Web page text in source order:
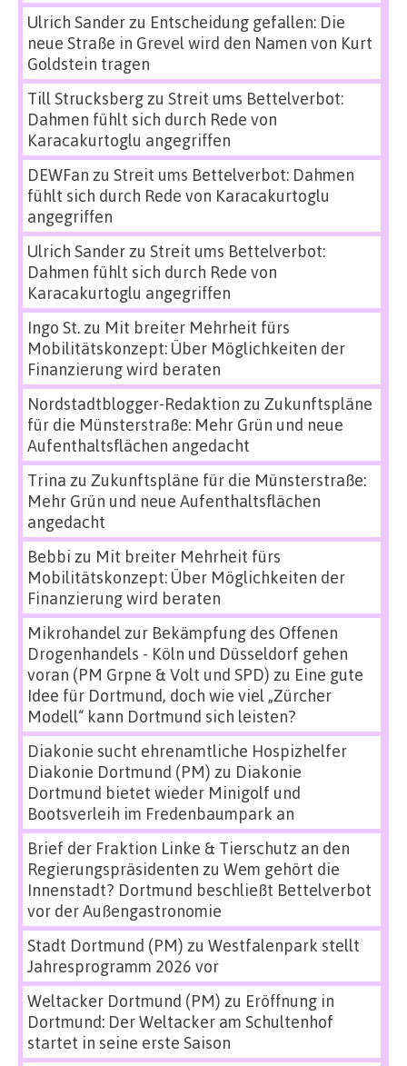
Ulrich Sanderzu Entscheidung gefallen: Die
neue Straße in Grevel wird den Namen von Kurt
Goldstein tragen
Till Strucksbergzu Streit ums Bettelverbot:
Dahmen fühlt sich durch Rede von
Karacakurtoglu angegriffen
DEWFan zu Streit ums Bettelverbot: Dahmen
fühlt sich durch Rede von Karacakurtoglu
angegriffen
Ulrich Sanderzu Streit ums Bettelverbot:
Dahmen fühlt sich durch Rede von
Karacakurtoglu angegriffen
Ingo St.zu Mit breiter Mehrheit fürs
Mobilitätskonzept: Über Möglichkeiten der
Finanzierung wird beraten
Nordstadtblogger-Redaktion zu Zukunftspläne
für die Münsterstraße: Mehr Grün und neue
Aufenthaltsflächen angedacht
Trina zu Zukunftspläne für die Münsterstraße:
Mehr Grün und neue Aufenthaltsflächen
angedacht
Bebbi zu Mit breiter Mehrheit fürs
Mobilitätskonzept: Über Möglichkeiten der
Finanzierung wird beraten
Mikrohandel zur Bekämpfung des Offenen
Drogenhandels - Köln und Düsseldorf gehen
voran (PM Grpne & Volt und SPD) zu Eine gute
Idee für Dortmund, doch wie viel „Zürcher
Modell“ kann Dortmund sich leisten?
Diakonie sucht ehrenamtliche Hospizhelfer
Diakonie Dortmund (PM) zu Diakonie
Dortmund bietet wieder Minigolf und
Bootsverleih im Fredenbaumpark an
Brief der Fraktion Linke & Tierschutz an den
Regierungspräsidenten zu Wem gehört die
Innenstadt? Dortmund beschließt Bettelverbot
vor der Außengastronomie
Stadt Dortmund (PM) zu Westfalenpark stellt
Jahresprogramm 2026 vor
Weltacker Dortmund (PM) zu Eröffnung in
Dortmund: Der Weltacker am Schultenhof
startet in seine erste Saison